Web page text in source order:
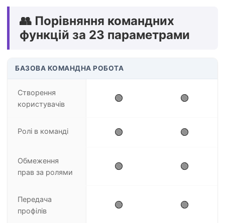
👥 Порівняння командних
функцій за 23 параметрами
БАЗОВА КОМАНДНА РОБОТА
Створення
користувачів
🟢 🟢
Ролі в команді 🟢 🟢
Обмеження
прав за ролями
🟢 🟢
Передача
профілів
🟢 🟢